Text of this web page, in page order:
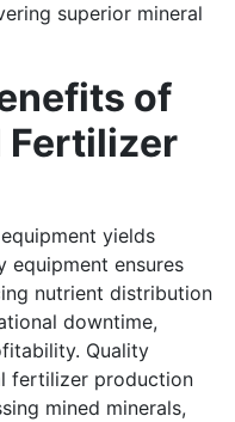
superior mineral
of
Fertilizer
yields
equipment ensures
nutrient distribution
downtime,
Quality
fertilizer production
mined minerals,